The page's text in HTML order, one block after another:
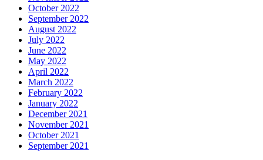
October 2022
September 2022
August 2022
July 2022
June 2022
May 2022
April 2022
March 2022
February 2022
January 2022
December 2021
November 2021
October 2021
September 2021